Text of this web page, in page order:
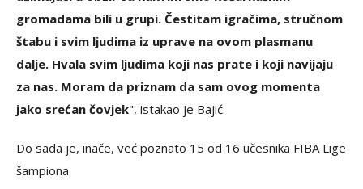
gromadama bili u grupi. Čestitam igračima, stručnom
štabu i svim ljudima iz uprave na ovom plasmanu
dalje. Hvala svim ljudima koji nas prate i koji navijaju
za nas. Moram da priznam da sam ovog momenta
jako srećan čovjek", istakao je Bajić.
Do sada je, inače, već poznato 15 od 16 učesnika FIBA Lige
šampiona.